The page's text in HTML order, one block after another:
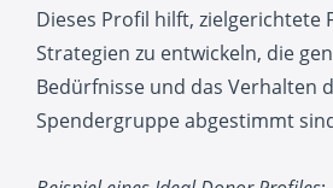
Dieses Profil hilft, zielgerichtete
Strategien zu entwickeln, die
Bedürfnisse und das Verhalten
Spendergruppe abgestimmt